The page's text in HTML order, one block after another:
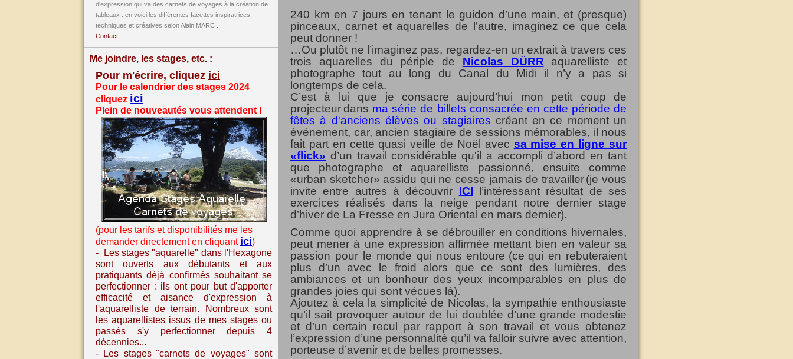
d'expression qui va des carnets de voyages à la création de
tableaux : en voici les différentes facettes inspiratrices,
techniques et créatives selon Alain MARC ...
Contact
Me joindre, les stages, etc. :
Pour m'écrire, cliquez ici
Pour le calendrier des stages 2024
cliquez ici
Plein de nouveautés vous attendent !
(pour les tarifs et disponibilités me les
demander directement en cliquant ici)
- Les stages "aquarelle" dans l'Hexagone
sont ouverts aux débutants et aux
pratiquants déjà confirmés souhaitant se
perfectionner : ils ont pour but d'apporter
efficacité et aisance d'expression à
l'aquarelliste de terrain. Nombreux sont
les aquarellistes issus de mes stages ou
passés s'y perfectionner depuis 4
décennies...
- Les stages "carnets de voyages" sont
240 km en 7 jours en tenant le guidon d’une main, et (presque)
pinceaux, carnet et aquarelles de l’autre, imaginez ce que cela
peut donner !
…Ou plutôt ne l’imaginez pas, regardez-en un extrait à travers ces
trois aquarelles du périple de Nicolas DÜRR aquarelliste et
photographe tout au long du Canal du Midi il n’y a pas si
longtemps de cela.
C’est à lui que je consacre aujourd’hui mon petit coup de
projecteurdans ma série de billets consacrée en cette période de
fêtes à d'anciens élèves ou stagiaires créant en ce moment un
événement, car, ancien stagiaire de sessions mémorables, il nous
fait part en cette quasi veille de Noël avec sa mise en ligne sur
«flick» d’un travail considérable qu'il a accompli d’abord en tant
que photographe et aquarelliste passionné, ensuite comme
«urban sketcher» assidu qui ne cesse jamais de travailler(je vous
invite entre autres à découvrir ICI l’intéressant résultat de ses
exercices réalisés dans la neige pendant notre dernier stage
d’hiver de La Fresse en Jura Oriental en mars dernier).
Comme quoi apprendre à se débrouiller en conditions hivernales,
peut mener à une expression affirmée mettant bien en valeur sa
passion pour le monde qui nous entoure (ce qui en rebuteraient
plus d’un avec le froid alors que ce sont des lumières, des
ambiances et un bonheur des yeux incomparables en plus de
grandes joies qui sont vécues là).
Ajoutez à cela la simplicité de Nicolas, la sympathie enthousiaste
qu’il sait provoquer autour de lui doublée d’une grande modestie
et d’un certain recul par rapport à son travail et vous obtenez
l’expression d’une personnalité qu’il va falloir suivre avec attention,
porteuse d’avenir et de belles promesses.